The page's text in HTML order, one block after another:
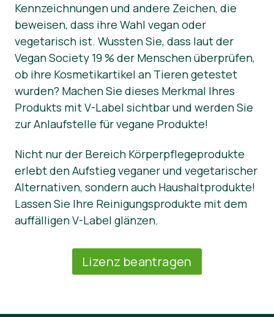
Kennzeichnungen und andere Zeichen, die
beweisen, dass ihre Wahl vegan oder
vegetarisch ist. Wussten Sie, dass laut der
Vegan Society 19 % der Menschen überprüfen,
ob ihre Kosmetikartikel an Tieren getestet
wurden? Machen Sie dieses Merkmal Ihres
Produkts mit V-Label sichtbar und werden Sie
zur Anlaufstelle für vegane Produkte!
Nicht nur der Bereich Körperpflegeprodukte
erlebt den Aufstieg veganer und vegetarischer
Alternativen, sondern auch Haushaltprodukte!
Lassen Sie Ihre Reinigungsprodukte mit dem
auffälligen V-Label glänzen.
Lizenz beantragen